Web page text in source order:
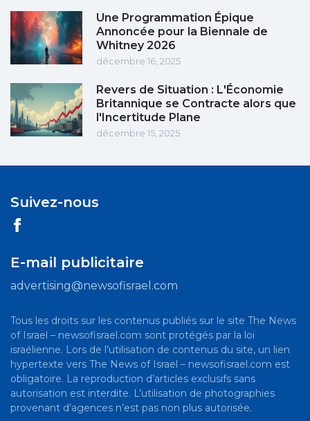
Une Programmation Épique
Annoncée pour la Biennale de
Whitney 2026
décembre 16, 2025
Revers de Situation : L'Économie
Britannique se Contracte alors que
l'Incertitude Plane
décembre 15, 2025
Suivez-nous
E-mail publicitaire
advertising@newsofisrael.com
Tous les droits sur les contenus publiés sur le site The News
of Israel – newsofisrael.com sont protégés par la loi
israélienne. Lors de l’utilisation de contenus du site, un lien
hypertexte vers The News of Israel – newsofisrael.com est
obligatoire. La reproduction d’articles exclusifs sans
autorisation est interdite. L’utilisation de photographies
provenant d’agences n’est pas non plus autorisée.